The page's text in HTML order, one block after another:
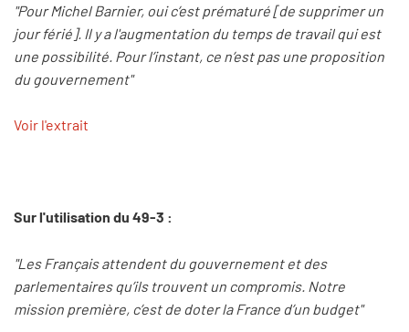
"Pour Michel Barnier, oui c’est prématuré [de supprimer un
jour férié]. Il y a l'augmentation du temps de travail qui est
une possibilité. Pour l’instant, ce n’est pas une proposition
du gouvernement"
Voir l'extrait
Sur l'utilisation du 49-3 :
"Les Français attendent du gouvernement et des
parlementaires qu’ils trouvent un compromis. Notre
mission première, c’est de doter la France d’un budget"